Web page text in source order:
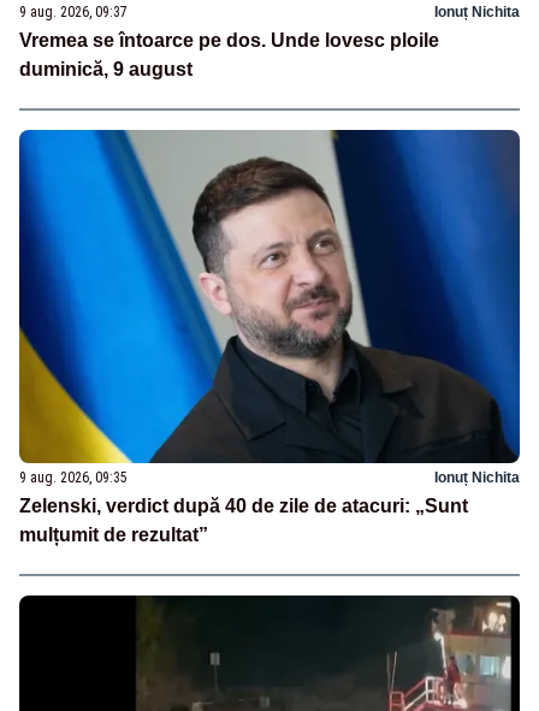
9 aug. 2026, 09:37 Ionuț Nichita
Vremea se întoarce pe dos. Unde lovesc ploile
duminică, 9 august
9 aug. 2026, 09:35 Ionuț Nichita
Zelenski, verdict după 40 de zile de atacuri: „Sunt
mulțumit de rezultat”